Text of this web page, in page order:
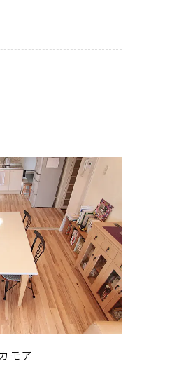
モア